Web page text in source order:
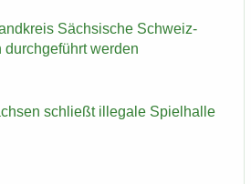
Säch­si­sche Schweiz-​
wer­den
schließt il­le­ga­le Spiel­hal­le